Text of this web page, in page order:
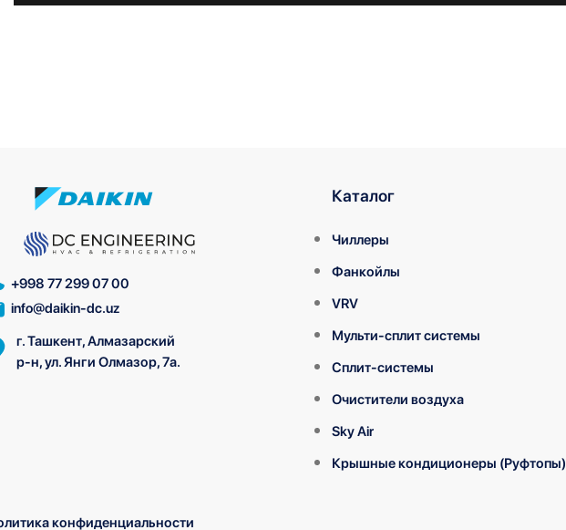
+998 77 299 07 00
info@daikin-dc.uz
г. Ташкент, Алмазарский
р-н, ул. Янги Олмазор, 7а.
Каталог
Чиллеры
Фанкойлы
VRV
Мульти-сплит системы
Сплит-системы
Очистители воздуха
Sky Air
Крышные кондиционеры (Руфтопы)
конфиденциальности